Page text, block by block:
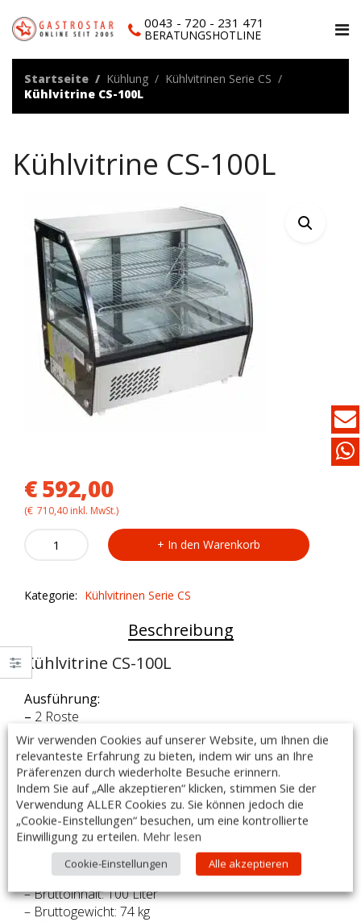
0043 - 720 - 231 471
BERATUNGSHOTLINE
Startseite Kühlung
Kühlvitrinen Serie CS
Kühlvitrine CS-100L
Kühlvitrine CS-100L
€592,00
(€ 710,40 inkl. MwSt.)
In den Warenkorb
Kategorie: Kühlvitrinen Serie CS
Beschreibung
Kühlvitrine CS-100L
Ausführung:
– 2 Roste
–mit gebogenem Fenster
– Maße: 682 x 450 x 675mm
– Spannung: 230 Volt
– max. Leistungsaufnahme: 0,34 kW
– Umlft Kühlung
– automatische Abtauung
– Temperaturbereich: +3°C bis +8°C
– Kühlmittel: R 600 A
– Kältemittelmenge: 45 Gramm
– Bruttoinhalt: 100 Liter
– Bruttogewicht: 74 kg
Wir verwenden Cookies auf unserer Website, um Ihnen die
relevanteste Erfahrung zu bieten, indem wir uns an Ihre
Präferenzen durch wiederholte Besuche erinnern.
Indem Sie auf „Alle akzeptieren“ klicken, stimmen Sie der
Verwendung ALLER Cookies zu. Sie können jedoch die
„Cookie-Einstellungen“ besuchen, um eine kontrollierte
Einwilligung zu erteilen. Mehr lesen
Cookie-Einstellungen Alle akzeptieren